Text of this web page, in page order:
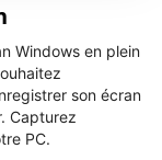
Windows en plein
son écran
Capturez
PC.